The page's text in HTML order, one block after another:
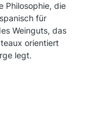
Philosophie, die
für
Weinguts, das
orientiert
legt.